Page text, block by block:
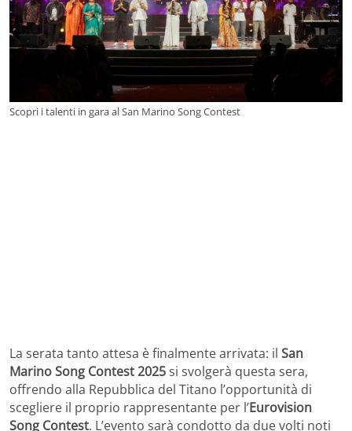
Scopri i talenti in gara al San Marino Song Contest
La serata tanto attesa è finalmente arrivata: il San
Marino Song Contest 2025si svolgerà questa sera,
offrendo alla Repubblica del Titano l’opportunità di
scegliere il proprio rappresentante per l’Eurovision
Song Contest. L’evento sarà condotto da due volti noti